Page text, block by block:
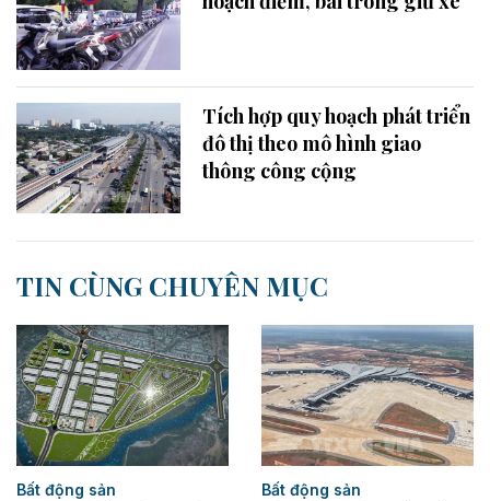
Tích hợp quy hoạch phát triển
đô thị theo mô hình giao
thông công cộng
TIN CÙNG CHUYÊN MỤC
Bất động sản Bất động sản